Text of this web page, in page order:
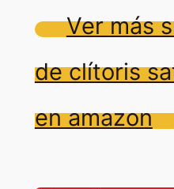
Ver más
de clítoris
en amazon